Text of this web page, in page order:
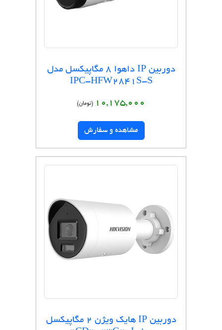
دوربین IP داهوا 8 مگاپیکسل مدل
IPC-HFW2841S-S
10,175,000 (تومان)
مشاهده و سفارش
دوربین IP هایک ویژن 2 مگاپیکسل